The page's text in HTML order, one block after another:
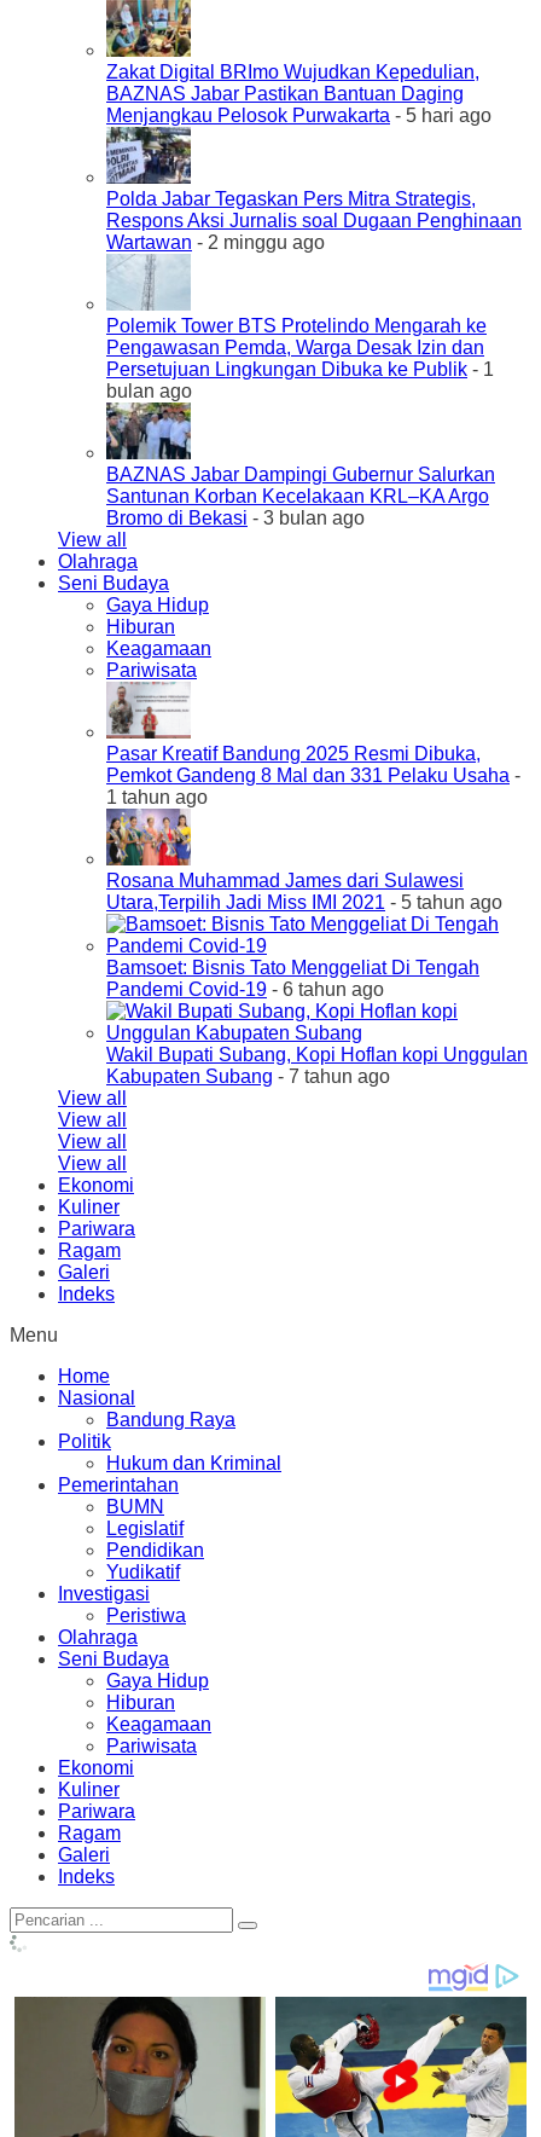
Zakat Digital BRImo Wujudkan Kepedulian,
BAZNAS Jabar Pastikan Bantuan Daging
Menjangkau Pelosok Purwakarta - 5 hari ago
Polda Jabar Tegaskan Pers Mitra Strategis,
Respons Aksi Jurnalis soal Dugaan Penghinaan
Wartawan - 2 minggu ago
Polemik Tower BTS Protelindo Mengarah ke
Pengawasan Pemda, Warga Desak Izin dan
Persetujuan Lingkungan Dibuka ke Publik - 1
bulan ago
BAZNAS Jabar Dampingi Gubernur Salurkan
Santunan Korban Kecelakaan KRL–KA Argo
Bromo di Bekasi - 3 bulan ago
View all
Olahraga
Seni Budaya
Gaya Hidup
Hiburan
Keagamaan
Pariwisata
Pasar Kreatif Bandung 2025 Resmi Dibuka,
Pemkot Gandeng 8 Mal dan 331 Pelaku Usaha -
1 tahun ago
Rosana Muhammad James dari Sulawesi
Utara,Terpilih Jadi Miss IMI 2021 - 5 tahun ago
Bamsoet: Bisnis Tato Menggeliat Di Tengah
Pandemi Covid-19 - 6 tahun ago
Wakil Bupati Subang, Kopi Hoflan kopi Unggulan
Kabupaten Subang - 7 tahun ago
View all
View all
View all
View all
Ekonomi
Kuliner
Pariwara
Ragam
Galeri
Indeks
Menu
Home
Nasional
Bandung Raya
Politik
Hukum dan Kriminal
Pemerintahan
BUMN
Legislatif
Pendidikan
Yudikatif
Investigasi
Peristiwa
Olahraga
Seni Budaya
Gaya Hidup
Hiburan
Keagamaan
Pariwisata
Ekonomi
Kuliner
Pariwara
Ragam
Galeri
Indeks